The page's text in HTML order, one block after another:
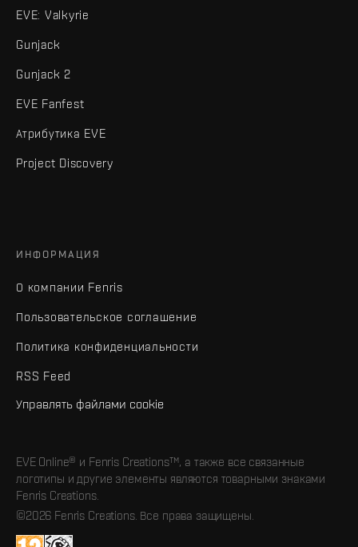
EVE: Valkyrie
Gunjack
Gunjack 2
EVE Fanfest
Атрибутика EVE
Project Discovery
ИНФОРМАЦИЯ
О компании Fenris
Пользовательское соглашение
Политика конфиденциальности
RSS Feed
Управлять файлами cookie
EVE Online® и Fenris Creations™, а также все связанные
логотипы и другие элементы являются товарными знаками
Fenris Creations.
©2026 Fenris Creations. Все права защищены.